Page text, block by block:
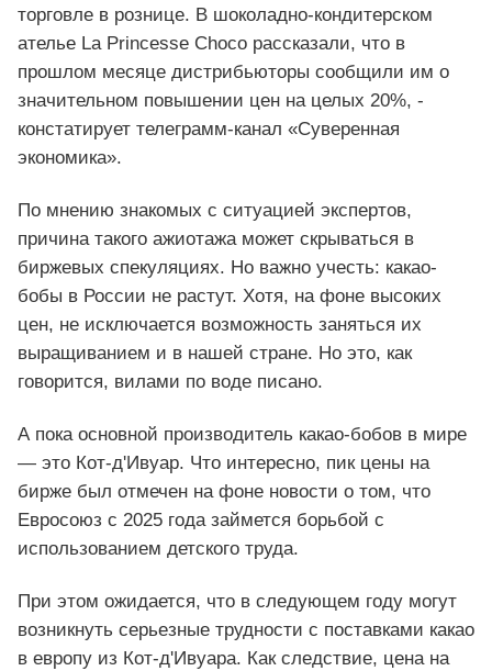
торговле в рознице. В шоколадно-кондитерском
ателье La Princesse Choco рассказали, что в
прошлом месяце дистрибьюторы сообщили им о
значительном повышении цен на целых 20%, -
констатирует телеграмм-канал «Суверенная
экономика».
По мнению знакомых с ситуацией экспертов,
причина такого ажиотажа может скрываться в
биржевых спекуляциях. Но важно учесть: какао-
бобы в России не растут. Хотя, на фоне высоких
цен, не исключается возможность заняться их
выращиванием и в нашей стране. Но это, как
говорится, вилами по воде писано.
А пока основной производитель какао-бобов в мире
— это Кот-д'Ивуар. Что интересно, пик цены на
бирже был отмечен на фоне новости о том, что
Евросоюз c 2025 года займется борьбой с
использованием детского труда.
При этом ожидается, что в следующем году могут
возникнуть серьезные трудности с поставками какао
в европу из Кот-д'Ивуара. Как следствие, цена на